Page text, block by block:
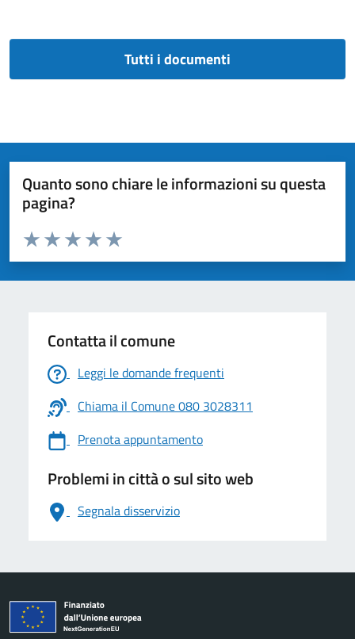
Tutti i documenti
Quanto sono chiare le informazioni su questa
pagina?
Valuta da 1 a 5 stelle la pagina
Valuta 5 stelle su 5
Valuta 4 stelle su 5
Valuta 3 stelle su 5
Valuta 2 stelle su 5
Valuta 1 stelle su 5
Contatta il comune
Leggi le domande frequenti
Chiama il Comune 080 3028311
Prenota appuntamento
Problemi in città o sul sito web
Segnala disservizio
logo Unione Europea